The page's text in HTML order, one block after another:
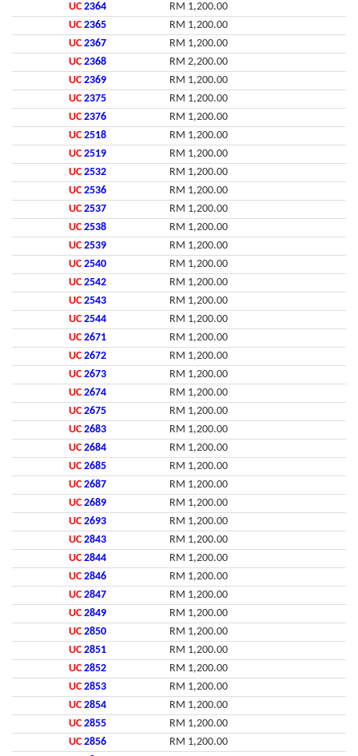
UC 2364
RM 1,200.00
UC 2365
RM 1,200.00
UC 2367
RM 1,200.00
UC 2368
RM 2,200.00
UC 2369
RM 1,200.00
UC 2375
RM 1,200.00
UC 2376
RM 1,200.00
UC 2518
RM 1,200.00
UC 2519
RM 1,200.00
UC 2532
RM 1,200.00
UC 2536
RM 1,200.00
UC 2537
RM 1,200.00
UC 2538
RM 1,200.00
UC 2539
RM 1,200.00
UC 2540
RM 1,200.00
UC 2542
RM 1,200.00
UC 2543
RM 1,200.00
UC 2544
RM 1,200.00
UC 2671
RM 1,200.00
UC 2672
RM 1,200.00
UC 2673
RM 1,200.00
UC 2674
RM 1,200.00
UC 2675
RM 1,200.00
UC 2683
RM 1,200.00
UC 2684
RM 1,200.00
UC 2685
RM 1,200.00
UC 2687
RM 1,200.00
UC 2689
RM 1,200.00
UC 2693
RM 1,200.00
UC 2843
RM 1,200.00
UC 2844
RM 1,200.00
UC 2846
RM 1,200.00
UC 2847
RM 1,200.00
UC 2849
RM 1,200.00
UC 2850
RM 1,200.00
UC 2851
RM 1,200.00
UC 2852
RM 1,200.00
UC 2853
RM 1,200.00
UC 2854
RM 1,200.00
UC 2855
RM 1,200.00
UC 2856
RM 1,200.00